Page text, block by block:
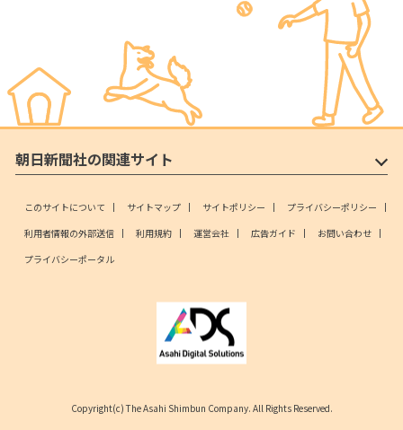
朝日新聞社の関連サイト
このサイトについて サイトマップ サイトポリシー
プライバシーポリシー
利用者情報の外部送信
利用規約 運営会社 広告ガイド
お問い合わせ
プライバシーポータル
Copyright(c) The Asahi Shimbun Company. All Rights Reserved.